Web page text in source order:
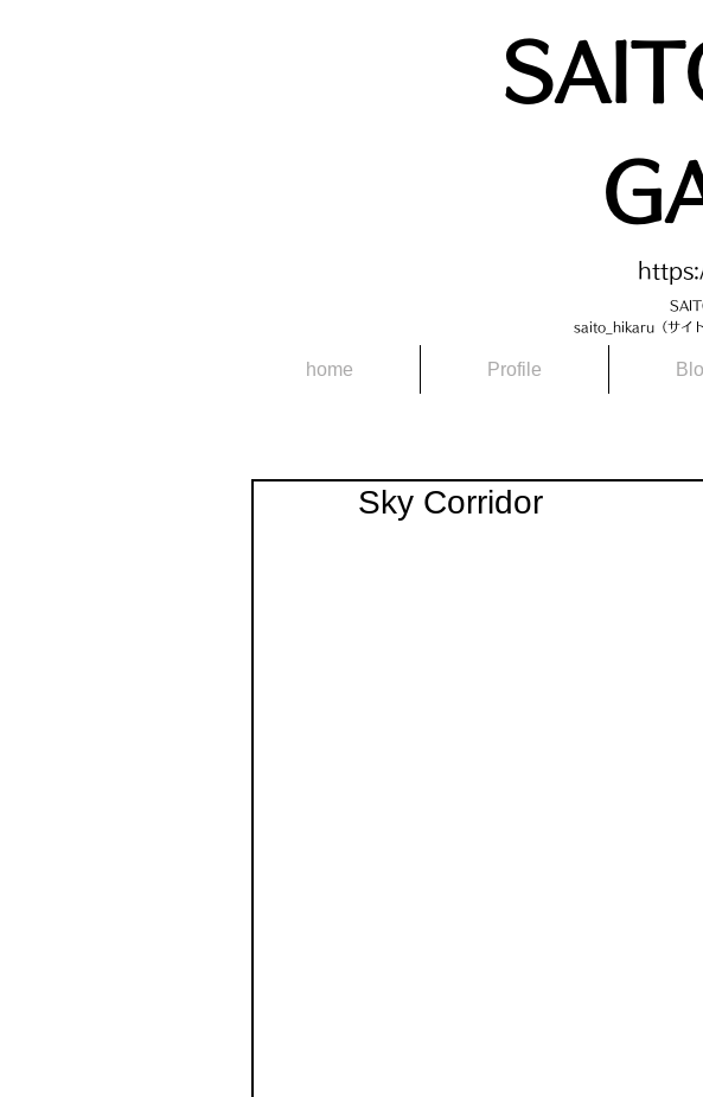
saito_hikaru（サイト
home Profile
Sky Corridor